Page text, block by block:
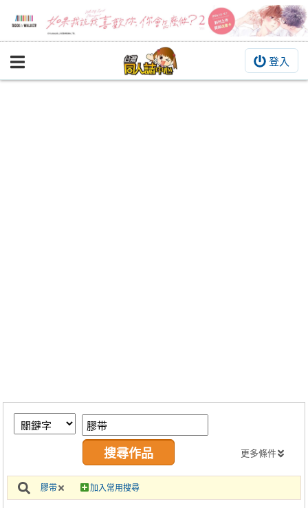
登入
BOOKY書集倉庫
繪圖藝廊
交流中心
攤位轉讓區
會員功能選單
更多條件
膠带 加入常用搜尋